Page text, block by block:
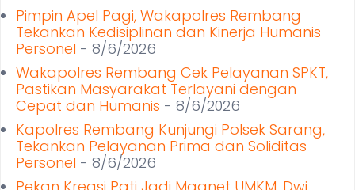
Pimpin Apel Pagi, Wakapolres Rembang
Tekankan Kedisiplinan dan Kinerja Humanis
Personel - 8/6/2026
Wakapolres Rembang Cek Pelayanan SPKT,
Pastikan Masyarakat Terlayani dengan
Cepat dan Humanis - 8/6/2026
Kapolres Rembang Kunjungi Polsek Sarang,
Tekankan Pelayanan Prima dan Soliditas
Personel - 8/6/2026